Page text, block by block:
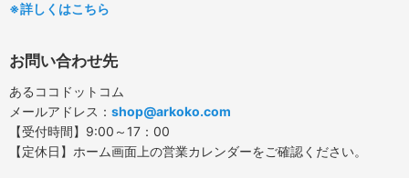
※詳しくはこちら
お問い合わせ先
あるココドットコム
メールアドレス： shop@arkoko.com
【受付時間】9:00～17：00
【定休日】ホーム画面上の営業カレンダーをご確認ください。